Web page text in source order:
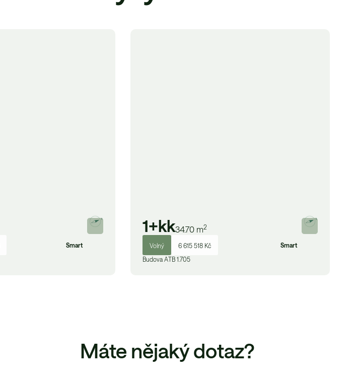
Smart
1+kk34.70 m2
Volný 6 615 518 Kč
Smart
Budova ATB 1.705
Máte nějaký dotaz?